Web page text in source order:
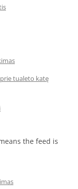
tualeto katę
the feed is